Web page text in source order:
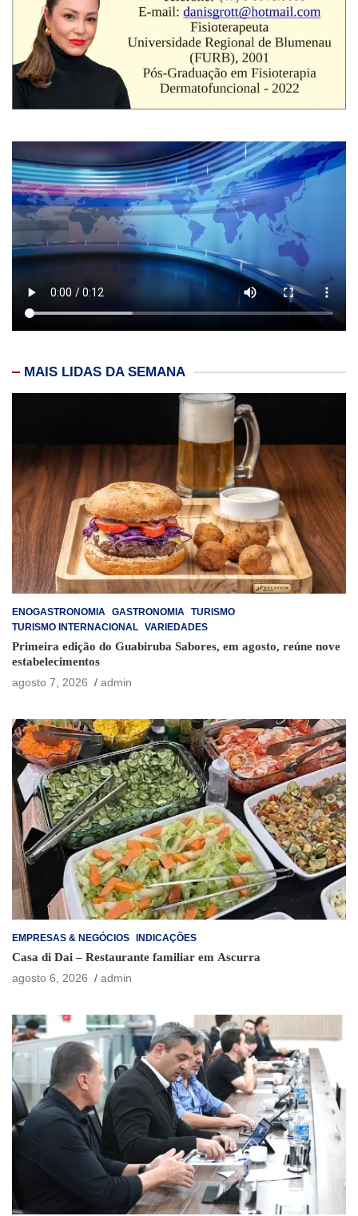
MAIS LIDAS DA SEMANA
ENOGASTRONOMIA GASTRONOMIA
TURISMO
TURISMO INTERNACIONAL VARIEDADES
Primeira edição do Guabiruba Sabores, em agosto, reúne nove
estabelecimentos
agosto 7, 2026
admin
EMPRESAS & NEGÓCIOS INDICAÇÕES
Casa di Dai – Restaurante familiar em Ascurra
agosto 6, 2026
admin